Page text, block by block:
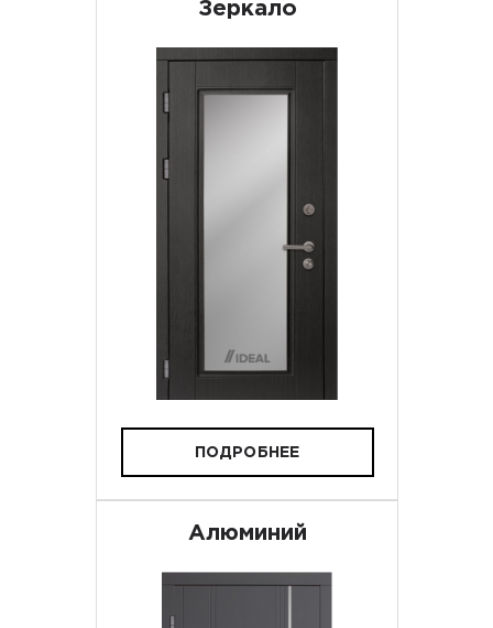
Зеркало
ПОДРОБНЕЕ
Алюминий